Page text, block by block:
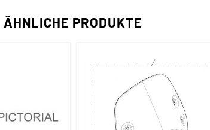
ÄHNLICHE PRODUKTE